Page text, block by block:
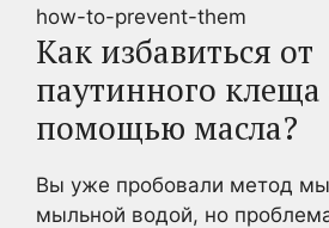
how-to-prevent-them
Как избавиться от
паутинного клеща
помощью масла?
Вы уже пробовали метод
мыльной водой, но